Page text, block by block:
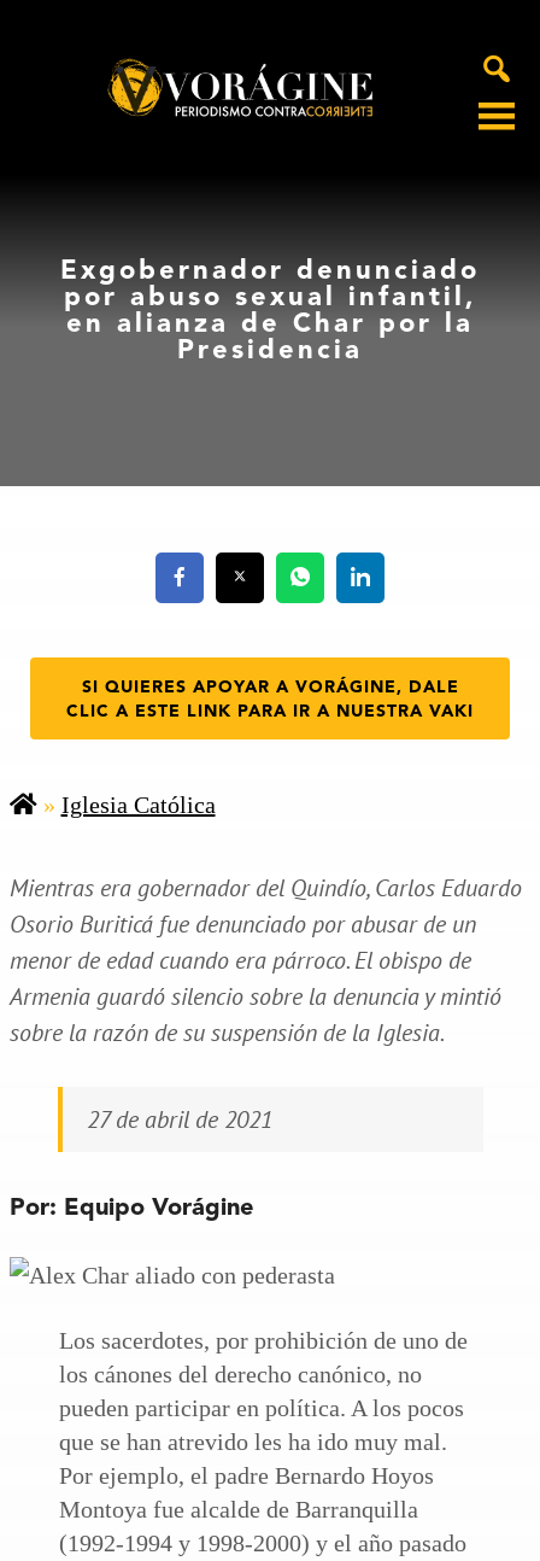
Exgobernador denunciado
por abuso sexual infantil,
en alianza de Char por la
Presidencia
SI QUIERES APOYAR A VORÁGINE, DALE
CLIC A ESTE LINK PARA IR A NUESTRA VAKI
» Iglesia Católica
Mientras era gobernador del Quindío, Carlos Eduardo
Osorio Buriticá fue denunciado por abusar de un
menor de edad cuando era párroco. El obispo de
Armenia guardó silencio sobre la denuncia y mintió
sobre la razón de su suspensión de la Iglesia.
27 de abril de 2021
Por: Equipo Vorágine
Los sacerdotes, por prohibición de uno de
los cánones del derecho canónico, no
pueden participar en política. A los pocos
que se han atrevido les ha ido muy mal.
Por ejemplo, el padre Bernardo Hoyos
Montoya fue alcalde de Barranquilla
(1992-1994 y 1998-2000) y el año pasado